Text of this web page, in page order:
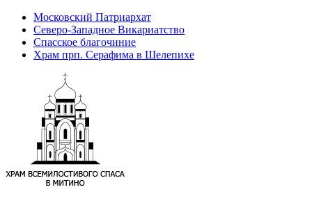
Московский Патриархат
Северо-Западное Викариатство
Спасское благочиние
Храм прп. Серафима в Шелепихе